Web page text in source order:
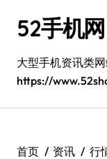
52手机网
大型手机资讯类网
https://
首页 资讯 行